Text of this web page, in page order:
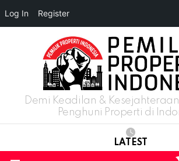
Demi Keadilan &
Penghuni Properti di
LATEST
Log In Register